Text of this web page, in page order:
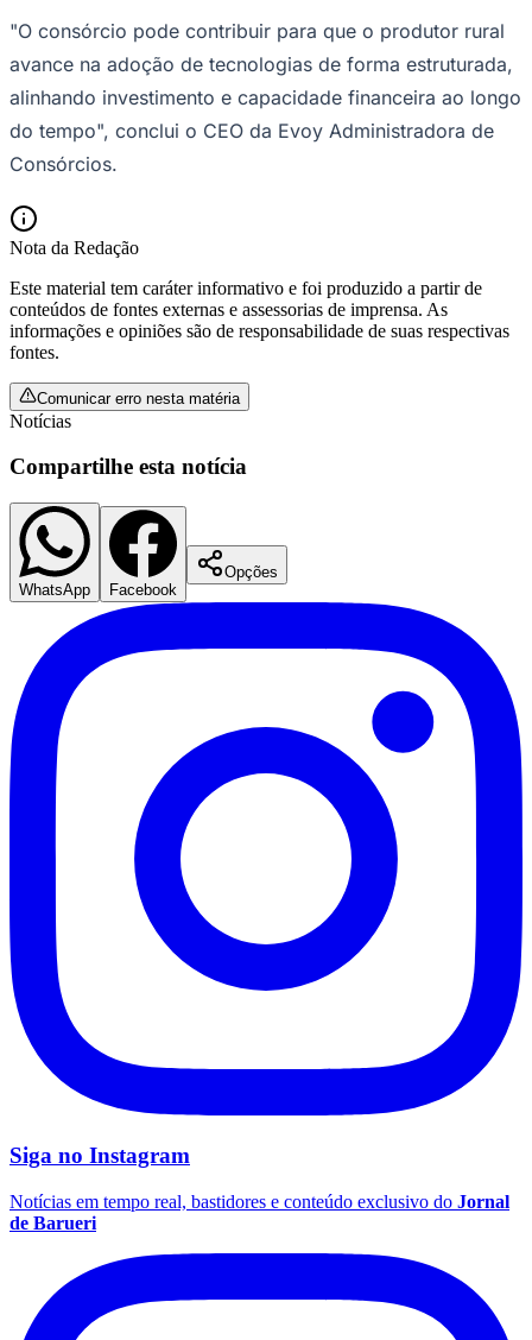
São Paulo
Santos
Flamengo
"O consórcio pode contribuir para que o produtor rural
avance na adoção de tecnologias de forma estruturada,
alinhando investimento e capacidade financeira ao longo
do tempo", conclui o CEO da Evoy Administradora de
Consórcios.
Nota da Redação
Este material tem caráter informativo e foi produzido a partir de
conteúdos de fontes externas e assessorias de imprensa. As
informações e opiniões são de responsabilidade de suas respectivas
fontes.
Comunicar erro nesta matéria
Notícias
Compartilhe esta notícia
WhatsApp Facebook
Opções
Siga no Instagram
Notícias em tempo real, bastidores e conteúdo exclusivo do Jornal
de Barueri